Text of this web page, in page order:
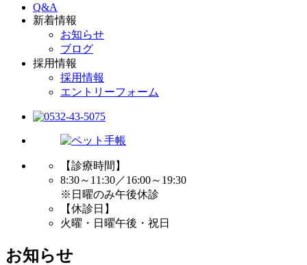
Q&A
新着情報
お知らせ
ブログ
採用情報
採用情報
エントリーフォーム
【診療時間】
8:30～11:30／16:00～19:30
※日曜のみ午後休診
【休診日】
火曜・日曜午後・祝日
お知らせ